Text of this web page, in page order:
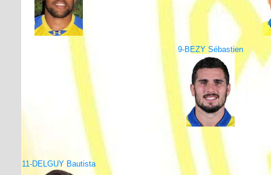
9-BEZY Sébastien
11-DELGUY Bautista